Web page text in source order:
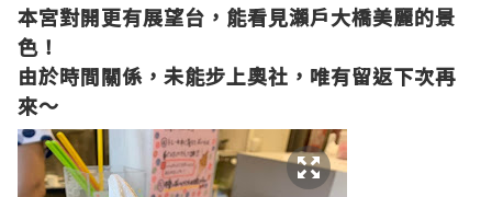
本宮對開更有展望台，能看見瀨戶大橋美麗的景
色！
由於時間關係，未能步上奧社，唯有留返下次再
來～